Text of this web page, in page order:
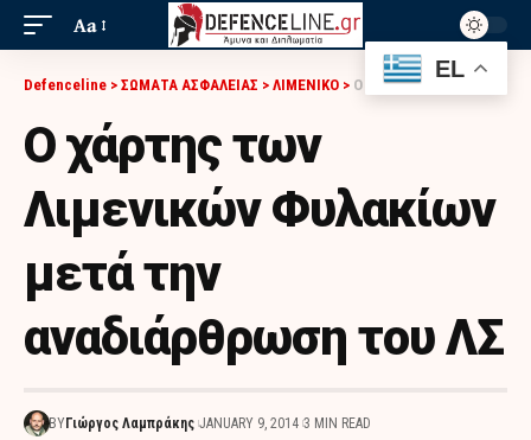
Aa
Defenceline > ΣΩΜΑΤΑ ΑΣΦΑΛΕΙΑΣ > ΛΙΜΕΝΙΚΟ > Ο ΧΆΡΤΗΣ ΤΩΝ ΛΙΜΕΝΙΚΏΝ ΦΥΛΑΚΊΩΝ ΜΕΤΆ ΤΗΝ ΑΝΑΔΙΆΡΘΡΩΣΗ ΤΟΥ ΛΣ
Ο χάρτης των
Λιμενικών Φυλακίων
μετά την
αναδιάρθρωση του ΛΣ
BY Γιώργος Λαμπράκης JANUARY 9, 2014 3 MIN READ
EL